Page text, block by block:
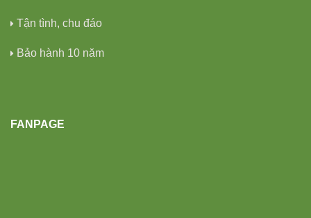
Tận tình, chu đáo
Bảo hành 10 năm
FANPAGE